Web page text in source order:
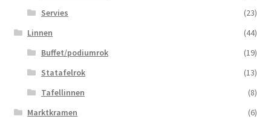
Servies
(23)
Linnen
(44)
Buffet/podiumrok
(19)
Statafelrok
(13)
Tafellinnen
(8)
Marktkramen
(6)